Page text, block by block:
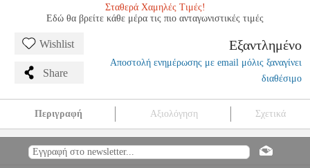
Σταθερά Χαμηλές Τιμές!
Εδώ θα βρείτε κάθε μέρα τις πιο ανταγωνιστικές τιμές
Wishlist
Share
Εξαντλημένο
Αποστολή ενημέρωσης με email μόλις ξαναγίνει
διαθέσιμο
Περιγραφή Αξιολόγηση Σχετικά
OMNIBUS EDITION MSC.606719
NOVELLO